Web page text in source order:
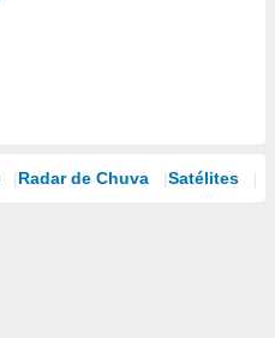
Radar de Chuva Satélites